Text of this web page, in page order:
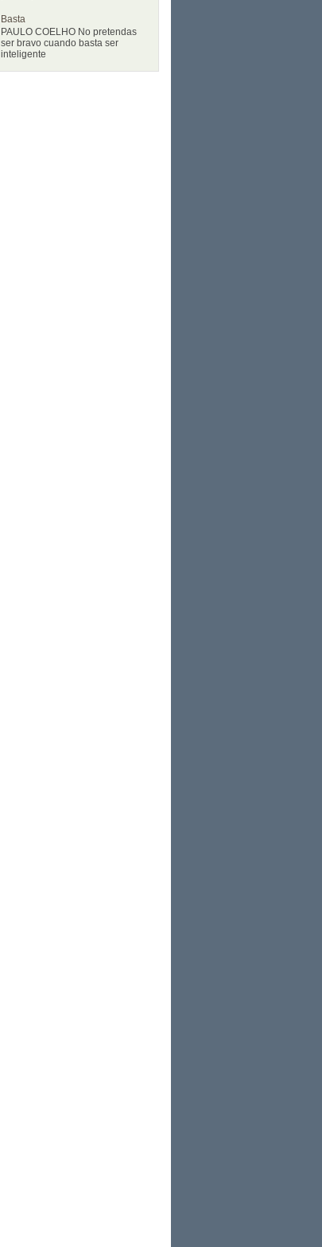
Basta
PAULO COELHO No pretendas
ser bravo cuando basta ser
inteligente